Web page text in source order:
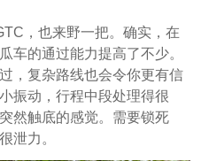
，也来野一把。确实，在
车的通过能力提高了不少。
，复杂路线也会令你更有信
振动，行程中段处理得很
然触底的感觉。需要锁死
泄力。